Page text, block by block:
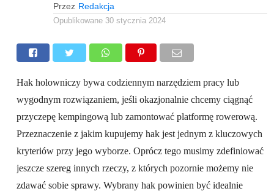
Przez Redakcja
Opublikowane 30 stycznia 2024
Hak holowniczy bywa codziennym narzędziem pracy lub
wygodnym rozwiązaniem, jeśli okazjonalnie chcemy ciągnąć
przyczepę kempingową lub zamontować platformę rowerową.
Przeznaczenie z jakim kupujemy hak jest jednym z kluczowych
kryteriów przy jego wyborze. Oprócz tego musimy zdefiniować
jeszcze szereg innych rzeczy, z których pozornie możemy nie
zdawać sobie sprawy. Wybrany hak powinien być idealnie